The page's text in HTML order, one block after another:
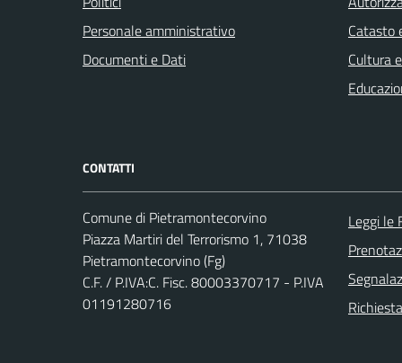
Personale amministrativo
Documenti e Dati
Catasto
Cultura
CONTATTI
Comune di Pietramontecorvino
Piazza Martiri del Terrorismo 1, 71038
Pietramontecorvino (Fg)
C.F. / P.IVA:C. Fisc. 80003370717 - P.IVA
01191280716
Leggi le